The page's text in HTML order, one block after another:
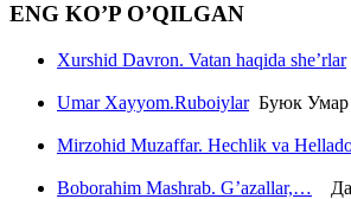
ENG KO’P O’QILGAN
Xurshid Davron. Vatan haqida she’rlar
Umar Xayyom.RuboiylarБуюк Умар
Mirzohid Muzaffar. Hechlik va
Boborahim Mashrab. G’azallar,…